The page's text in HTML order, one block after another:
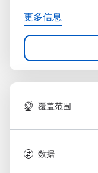
更多信息
覆盖范围
数据